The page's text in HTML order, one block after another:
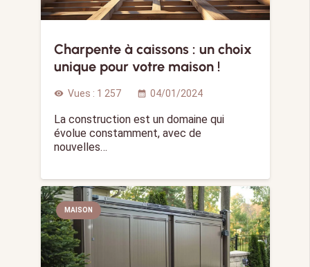
Charpente à caissons : un choix
unique pour votre maison !
visibility Vues : 1 257 calendar_month 04/01/2024
La construction est un domaine qui
évolue constamment, avec de
nouvelles…
MAISON